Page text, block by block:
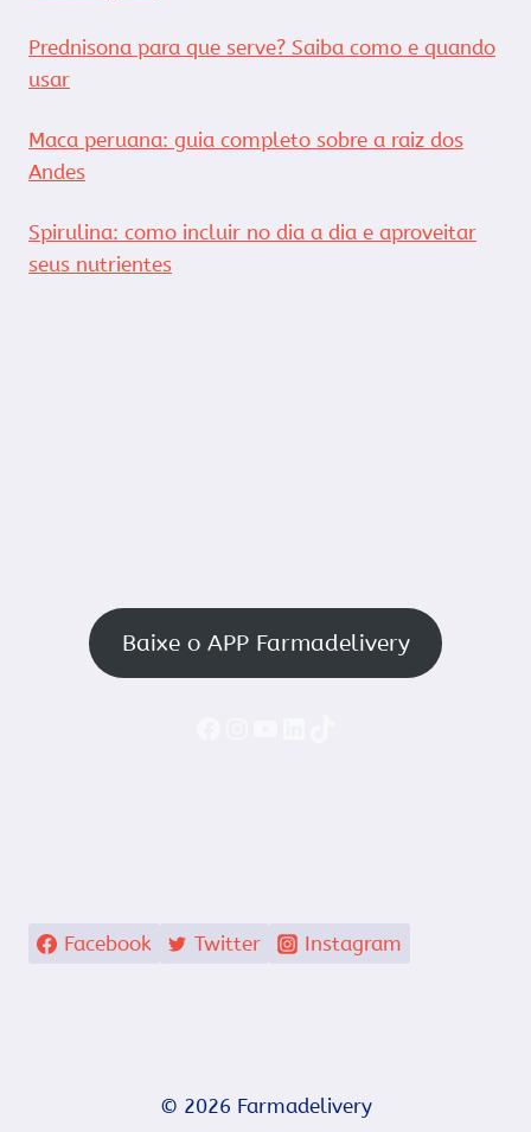
Prednisona para que serve? Saiba como e quando
usar
Maca peruana: guia completo sobre a raiz dos
Andes
Spirulina: como incluir no dia a dia e aproveitar
seus nutrientes
Baixe o APP Farmadelivery
Facebook Twitter Instagram
© 2026 Farmadelivery